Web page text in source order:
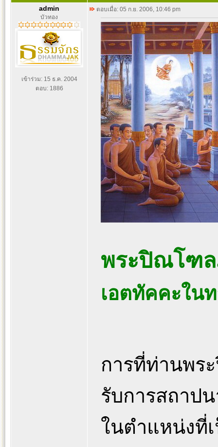
admin
บัวทอง
เข้าร่วม: 15 ธ.ค. 2004
ตอบ: 1886
ตอบเมื่อ: 05 ก.ย. 2006, 10:46 pm
พระปิณโฑล
เอตทัคคะใน
การที่ท่านพร
รับการสถาป
ในตำแหน่งที่